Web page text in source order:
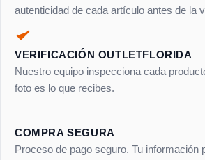
autenticidad de cada artículo antes de la
VERIFICACIÓN OUTLETFLORIDA
Nuestro equipo inspecciona cada
foto es lo que recibes.
COMPRA SEGURA
Proceso de pago seguro. Tu información